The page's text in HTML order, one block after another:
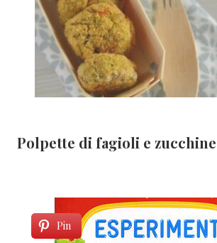
Polpette di fagioli e zucchine
Pin